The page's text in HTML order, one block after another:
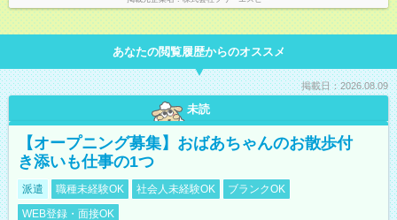
あなたの閲覧履歴からのオススメ
掲載日：2026.08.09
未読
【オープニング募集】おばあちゃんのお散歩付
き添いも仕事の1つ
派遣 職種未経験OK 社会人未経験OK
ブランクOK
WEB登録・面接OK